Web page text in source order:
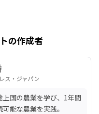
の作成者
ス・ジャパン
上国の農業を学び、1年間
能な農業を実践。